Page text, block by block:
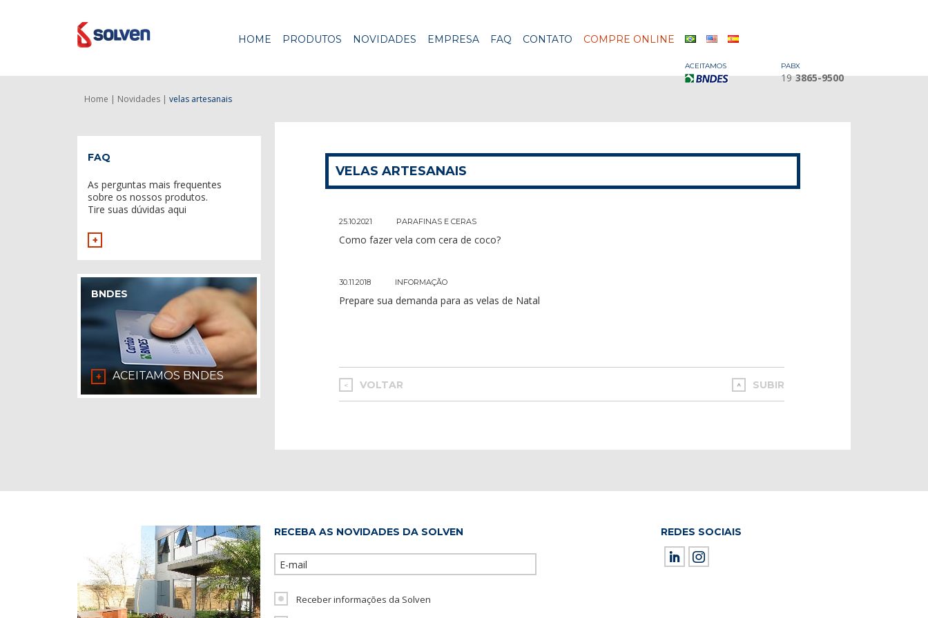
HOME PRODUTOS NOVIDADES EMPRESA FAQ CONTATO COMPRE ONLINE
ACEITAMOS PABX
19 3865-9500
Home | Novidades | velas artesanais
FAQ
As perguntas mais frequentes
sobre os nossos produtos.
Tire suas dúvidas aqui
+
BNDES
+ ACEITAMOS BNDES
VELAS ARTESANAIS
25.10.2021 PARAFINAS E CERAS
Como fazer vela com cera de coco?
30.11.2018 INFORMAÇÃO
Prepare sua demanda para as velas de Natal
< VOLTAR SUBIR
RECEBA AS NOVIDADES DA SOLVEN
Receber informações da Solven
REDES SOCIAIS